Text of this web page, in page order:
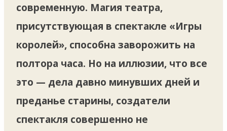
современную. Магия театра,
присутствующая в спектакле «Игры
королей», способна заворожить на
полтора часа. Но на иллюзии, что все
это — дела давно минувших дней и
преданье старины, создатели
спектакля совершенно не